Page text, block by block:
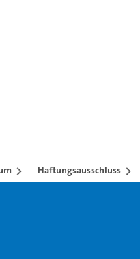
Haftungsausschluss